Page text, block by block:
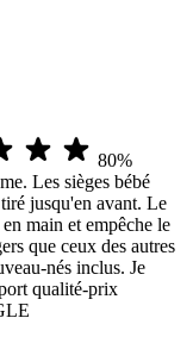
80%
Les sièges bébé
jusqu'en avant. Le
main et empêche le
que ceux des autres
nés inclus. Je
qualité-prix